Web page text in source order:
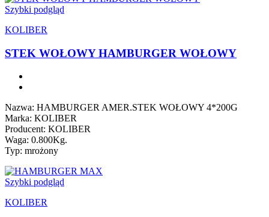
Szybki podgląd
KOLIBER
STEK WOŁOWY HAMBURGER WOŁOWY
Nazwa: HAMBURGER AMER.STEK WOŁOWY 4*200G
Marka: KOLIBER
Producent: KOLIBER
Waga: 0.800Kg.
Typ: mrożony
Szybki podgląd
KOLIBER